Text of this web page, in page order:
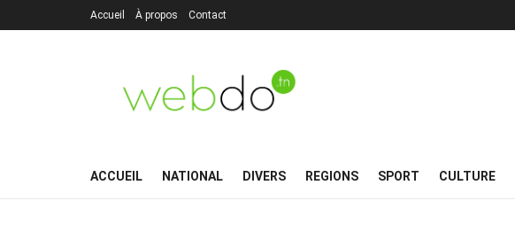
Accueil À propos Contact
ACCUEIL NATIONAL DIVERS REGIONS SPORT CULTURE